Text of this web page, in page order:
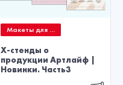
Макеты для ...
X-стенды о
продукции Артлайф |
Новинки. Часть3